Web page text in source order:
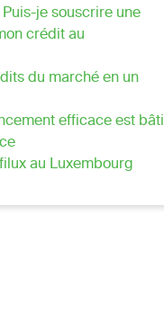
je souscrire une
crédit au
du marché en un
efficace est bâti
au Luxembourg